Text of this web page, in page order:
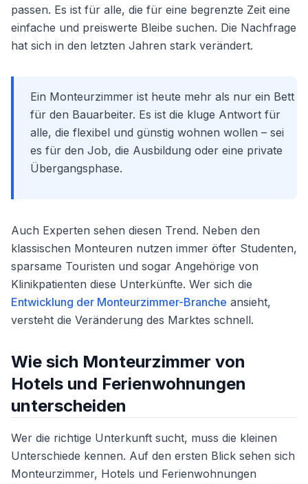
passen. Es ist für alle, die für eine begrenzte Zeit eine
einfache und preiswerte Bleibe suchen. Die Nachfrage
hat sich in den letzten Jahren stark verändert.
Ein Monteurzimmer ist heute mehr als nur ein Bett
für den Bauarbeiter. Es ist die kluge Antwort für
alle, die flexibel und günstig wohnen wollen – sei
es für den Job, die Ausbildung oder eine private
Übergangsphase.
Auch Experten sehen diesen Trend. Neben den
klassischen Monteuren nutzen immer öfter Studenten,
sparsame Touristen und sogar Angehörige von
Klinikpatienten diese Unterkünfte. Wer sich die
Entwicklung der Monteurzimmer-Branche ansieht,
versteht die Veränderung des Marktes schnell.
Wie sich Monteurzimmer von
Hotels und Ferienwohnungen
unterscheiden
Wer die richtige Unterkunft sucht, muss die kleinen
Unterschiede kennen. Auf den ersten Blick sehen sich
Monteurzimmer, Hotels und Ferienwohnungen